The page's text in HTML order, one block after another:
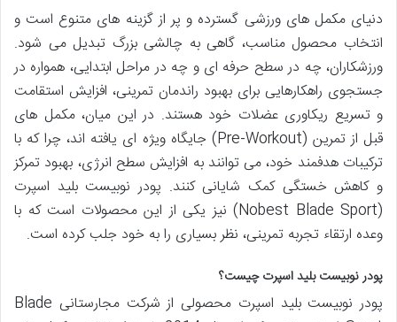
دنیای مکمل های ورزشی گسترده و پر از گزینه های متنوع است و
انتخاب محصول مناسب، گاهی به چالشی بزرگ تبدیل می شود.
ورزشکاران، چه در سطح حرفه ای و چه در مراحل ابتدایی، همواره در
جستجوی راهکارهایی برای بهبود راندمان تمرینی، افزایش استقامت
و تسریع ریکاوری عضلات خود هستند. در این میان، مکمل های
قبل از تمرین (Pre-Workout) جایگاه ویژه ای یافته اند، چرا که با
ترکیبات هدفمند خود، می توانند به افزایش سطح انرژی، بهبود تمرکز
و کاهش خستگی کمک شایانی کنند. پودر نوبیست بلید اسپرت
(Nobest Blade Sport) نیز یکی از این محصولات است که با
وعده ارتقاء تجربه تمرینی، نظر بسیاری را به خود جلب کرده است.
پودر نوبیست بلید اسپرت چیست؟
پودر نوبیست بلید اسپرت محصولی از شرکت مجارستانی Blade